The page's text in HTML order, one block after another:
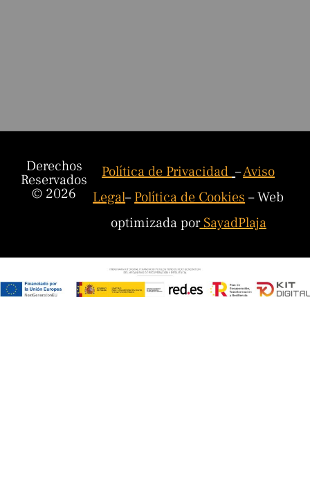
Derechos
Reservados
© 2026
Política de Privacidad–Aviso
Legal–Política de Cookies– Web
optimizada porSayadPlaja